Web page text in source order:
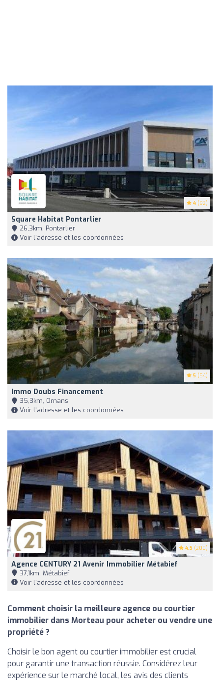
4 (92)
Square Habitat Pontarlier
26,3km, Pontarlier
Voir l'adresse et les coordonnées
5 (54)
Immo Doubs Financement
35,3km, Ornans
Voir l'adresse et les coordonnées
4.5 (200)
Agence CENTURY 21 Avenir Immobilier Métabief
37,1km, Métabief
Voir l'adresse et les coordonnées
Comment choisir la meilleure agence ou courtier
immobilier dans Morteau pour acheter ou vendre une
propriété ?
Choisir le bon agent ou courtier immobilier est crucial
pour garantir une transaction réussie. Considérez leur
expérience sur le marché local, les avis des clients